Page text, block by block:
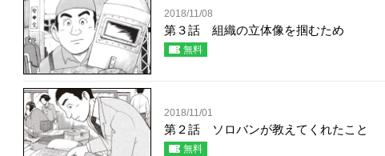
2018/11/08
第３話 組織の立体像を掴むため
無料
2018/11/01
第２話 ソロバンが教えてくれたこと
無料